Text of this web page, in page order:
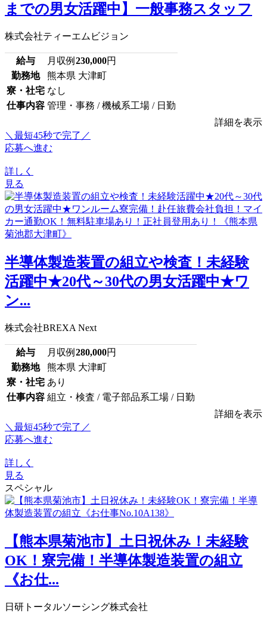
までの男女活躍中】一般事務スタッフ
株式会社ティーエムビジョン
給与 月収例 230,000円
勤務地
熊本県 大津町
寮・社宅 なし
仕事内容 管理・事務 / 機械系工場 / 日勤
詳細を表示
＼最短45秒で完了／
応募へ進む
詳しく
見る
半導体製造装置の組立や検査！未経験
活躍中★20代～30代の男女活躍中★ワ
ン...
株式会社BREXA Next
給与 月収例 280,000円
勤務地
熊本県 大津町
寮・社宅 あり
仕事内容 組立・検査 / 電子部品系工場 / 日勤
詳細を表示
＼最短45秒で完了／
応募へ進む
詳しく
見る
スペシャル
【熊本県菊池市】土日祝休み！未経験
OK！寮完備！半導体製造装置の組立
《お仕...
日研トータルソーシング株式会社